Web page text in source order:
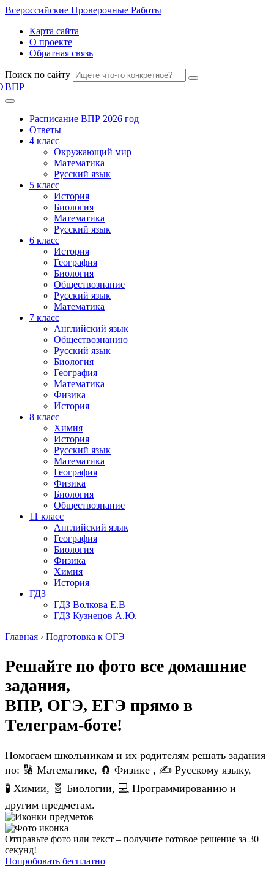
Всероссийские Проверочные Работы
Карта сайта
О проекте
Обратная связь
Поиск по сайту
ВПР
Расписание ВПР 2026 год
Ответы
4 класс
Окружающий мир
Математика
Русский язык
5 класс
История
Биология
Математика
Русский язык
6 класс
История
География
Биология
Обществознание
Русский язык
Математика
7 класс
Английский язык
Обществознанию
Русский язык
Биология
География
Математика
Физика
История
8 класс
Химия
История
Русский язык
Математика
География
Физика
Биология
Обществознание
11 класс
Английский язык
География
Биология
Физика
Химия
История
ГДЗ
ГДЗ Волкова Е.В
ГДЗ Кузнецов А.Ю.
Главная › Подготовка к ОГЭ
Решайте по фото все домашние
задания,
ВПР, ОГЭ, ЕГЭ прямо в
Телеграм-боте!
Помогаем школьникам и их родителям решать задания
по: 🔢 Математике, 🧲 Физике , ✍️ Русскому языку,
🧪 Химии, 🧬 Биологии, 💻 Программированию и
другим предметам.
Отправьте фото или текст – получите готовое решение за 30
секунд!
Попробовать бесплатно